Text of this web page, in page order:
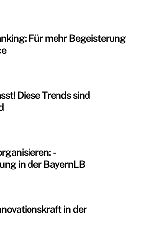
Für mehr Begeisterung
Diese Trends sind
in der BayernLB
in der